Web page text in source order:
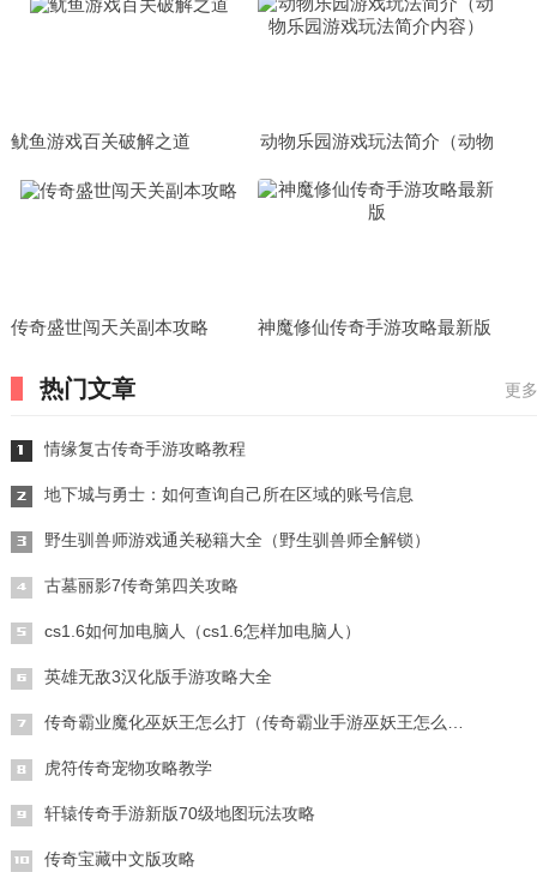
鱿鱼游戏百关破解之道
动物乐园游戏玩法简介（动物
传奇盛世闯天关副本攻略 神魔修仙传奇手游攻略最新版
热门文章 更
情缘复古传奇手游攻略教程
地下城与勇士：如何查询自己所在区域的账号信息
野生驯兽师游戏通关秘籍大全（野生驯兽师全解锁）
古墓丽影7传奇第四关攻略
cs1.6如何加电脑人（cs1.6怎样加电脑人）
英雄无敌3汉化版手游攻略大全
虎符传奇宠物攻略教学
轩辕传奇手游新版70级地图玩法攻略
传奇宝藏中文版攻略